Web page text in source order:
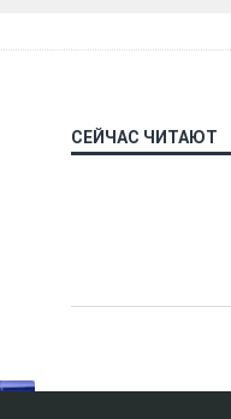
СЕЙЧАС ЧИТАЮТ